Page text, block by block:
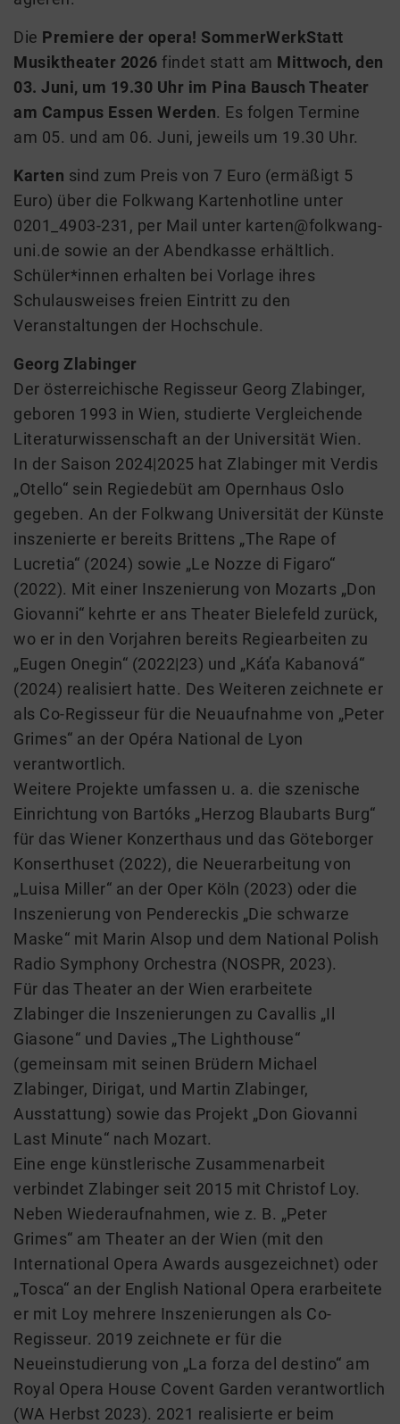
Die Premiere der opera! SommerWerkStatt
Musiktheater 2026 findet statt am Mittwoch, den
03. Juni, um 19.30 Uhr im Pina Bausch Theater
am Campus Essen Werden. Es folgen Termine
am 05. und am 06. Juni, jeweils um 19.30 Uhr.
Karten sind zum Preis von 7 Euro (ermäßigt 5
Euro) über die Folkwang Kartenhotline unter
0201_4903-231, per Mail unter karten@folkwang-
uni.de sowie an der Abendkasse erhältlich.
Schüler*innen erhalten bei Vorlage ihres
Schulausweises freien Eintritt zu den
Veranstaltungen der Hochschule.
Georg Zlabinger
Der österreichische Regisseur Georg Zlabinger,
geboren 1993 in Wien, studierte Vergleichende
Literaturwissenschaft an der Universität Wien.
In der Saison 2024|2025 hat Zlabinger mit Verdis
„Otello“ sein Regiedebüt am Opernhaus Oslo
gegeben. An der Folkwang Universität der Künste
inszenierte er bereits Brittens „The Rape of
Lucretia“ (2024) sowie „Le Nozze di Figaro“
(2022). Mit einer Inszenierung von Mozarts „Don
Giovanni“ kehrte er ans Theater Bielefeld zurück,
wo er in den Vorjahren bereits Regiearbeiten zu
„Eugen Onegin“ (2022|23) und „Káťa Kabanová“
(2024) realisiert hatte. Des Weiteren zeichnete er
als Co-Regisseur für die Neuaufnahme von „Peter
Grimes“ an der Opéra National de Lyon
verantwortlich.
Weitere Projekte umfassen u. a. die szenische
Einrichtung von Bartóks „Herzog Blaubarts Burg“
für das Wiener Konzerthaus und das Göteborger
Konserthuset (2022), die Neuerarbeitung von
„Luisa Miller“ an der Oper Köln (2023) oder die
Inszenierung von Pendereckis „Die schwarze
Maske“ mit Marin Alsop und dem National Polish
Radio Symphony Orchestra (NOSPR, 2023).
Für das Theater an der Wien erarbeitete
Zlabinger die Inszenierungen zu Cavallis „Il
Giasone“ und Davies „The Lighthouse“
(gemeinsam mit seinen Brüdern Michael
Zlabinger, Dirigat, und Martin Zlabinger,
Ausstattung) sowie das Projekt „Don Giovanni
Last Minute“ nach Mozart.
Eine enge künstlerische Zusammenarbeit
verbindet Zlabinger seit 2015 mit Christof Loy.
Neben Wiederaufnahmen, wie z. B. „Peter
Grimes“ am Theater an der Wien (mit den
International Opera Awards ausgezeichnet) oder
„Tosca“ an der English National Opera erarbeitete
er mit Loy mehrere Inszenierungen als Co-
Regisseur. 2019 zeichnete er für die
Neueinstudierung von „La forza del destino“ am
Royal Opera House Covent Garden verantwortlich
(WA Herbst 2023). 2021 realisierte er beim